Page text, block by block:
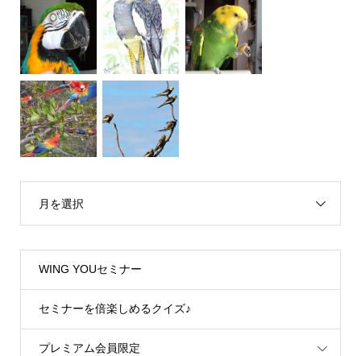
月を選択
WING YOUセミナー
セミナーを倍楽しめるクイズ♪
プレミアム会員限定